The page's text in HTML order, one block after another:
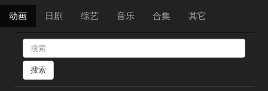
动画 日剧 综艺 音乐 合集 其它
搜索